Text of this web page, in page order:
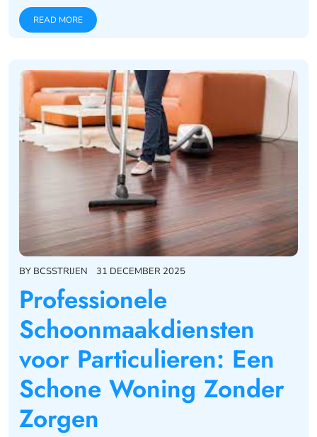
READ MORE
BY BCSSTRIJEN 31 DECEMBER 2025
Professionele
Schoonmaakdiensten
voor Particulieren: Een
Schone Woning Zonder
Zorgen